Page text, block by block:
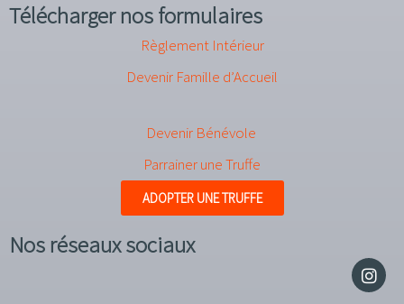
Télécharger nos formulaires
Règlement Intérieur
Devenir Famille d’Accueil
Devenir Bénévole
Parrainer une Truffe
ADOPTER UNE TRUFFE
Nos réseaux sociaux